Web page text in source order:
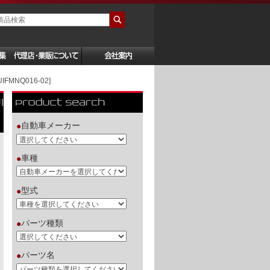
02]
●自動車メーカー
●車種
●型式
●パーツ種類
●パーツ名